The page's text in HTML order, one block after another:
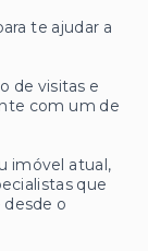
te ajudar a
de visitas e
com um de
imóvel atual,
que
o